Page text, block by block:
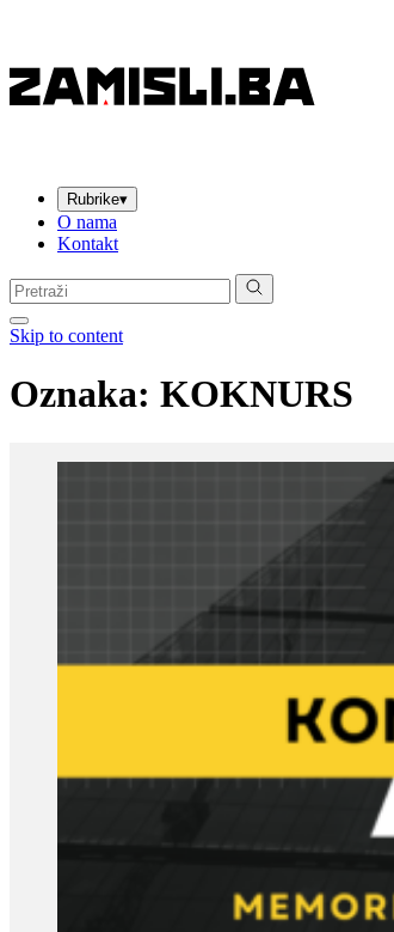
Rubrike▾
O nama
Kontakt
Pretraga:
Skip to content
Oznaka: KOKNURS